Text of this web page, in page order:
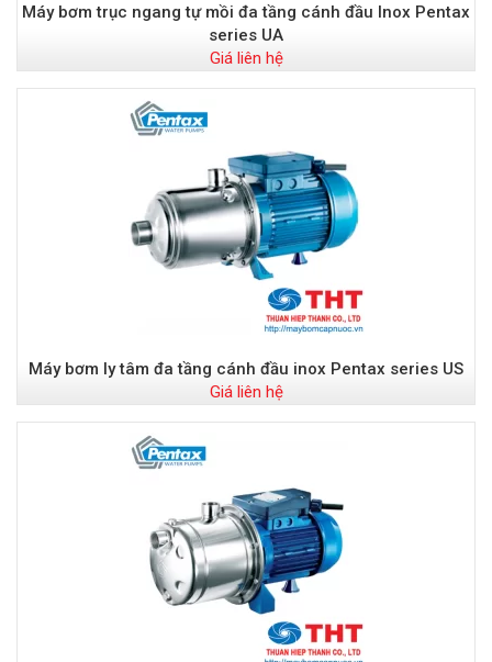
Máy bơm trục ngang tự mồi đa tầng cánh đầu Inox Pentax
series UA
Giá liên hệ
Máy bơm ly tâm đa tầng cánh đầu inox Pentax series US
Giá liên hệ